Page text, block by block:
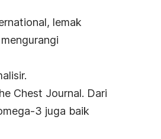
, lemak
Chest Journal. Dari
3 juga baik